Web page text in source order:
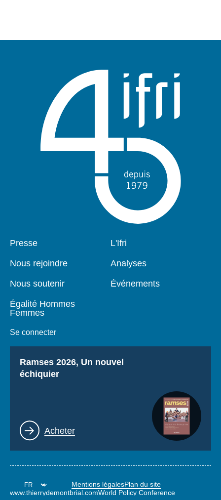
Pied
Presse
Nous rejoindre
Nous soutenir
Égalité Hommes
Femmes
Se connecter
Navigation
L'Ifri
Analyses
Événements
Titre
Ramses 2026, Un nouvel
échiquier
Lien
Acheter
Mentions légalesPlan du site
www.thierrydemontbrial.comWorld Policy Conference